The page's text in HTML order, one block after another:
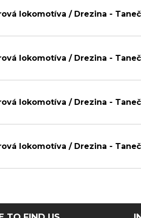
lokomotíva / Drezina -
lokomotíva / Drezina -
lokomotíva / Drezina -
lokomotíva / Drezina -